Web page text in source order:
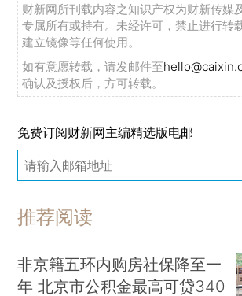
财新网所刊载内容之知识产权为财新传媒
专属所有或持有。未经许可，禁止进行转
建立镜像等任何使用。
如有意愿转载，请发邮件至
确认及授权后，方可转载。
免费订阅财新网主编精选版电邮
推荐阅读
非京籍五环内购房社保降至一
年 北京市公积金最高可贷340